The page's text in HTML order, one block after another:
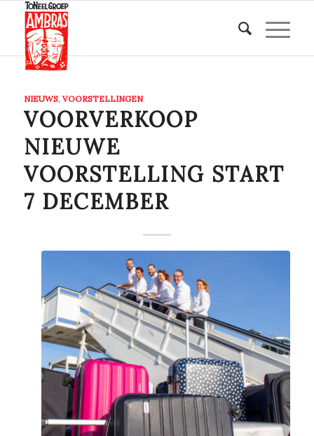
NIEUWS, VOORSTELLINGEN
VOORVERKOOP
NIEUWE
VOORSTELLING START
7 DECEMBER